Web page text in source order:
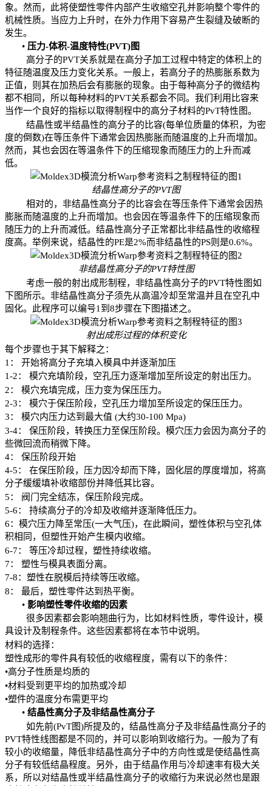
象。然而，此将使塑性零件内部产生收缩空孔并影响整个零件的
机械性质。当应力上升时，在外力作用下容易产生裂缝及破断的
发生。
• 压力-体积-温度特性(PVT)图
高分子的PVT关系就是在高分子加工过程中特定的体积上的
特征随温度及压力变化关系。一般上，若高分子的热膨胀系数为
正值，则其在加热后会有膨胀的现象。由于每种高分子的微结构
都不相同，所以每种材料的PVT关系都会不同。我们利用比容来
当作一个良好的指标以取得制程中的高分子材料的PvT特性图。
结晶性或半结晶性的高分子的比容(每单位质量的体积，为密
度的倒数)在等压条件下通常会因热膨胀而随温度的上升而增加。
然而，其也会因在等温条件下的压缩现象而随压力的上升而减
低。
结晶性高分子的PVT图
相对的，非结晶性高分子的比容会在等压条件下通常会因热
膨胀而随温度的上升而增加。也会因在等温条件下的压缩现象而
随压力的上升而减低。结晶性高分子正常都比非结晶性的收缩程
度高。举例来说，结晶性的PE是2%而非结晶性的PS则是0.6%。
非结晶性高分子的PVT特性图
考虑一般的射出成形制程，非结晶性高分子的PVT特性图如
下图所示。非结晶性高分子须先从高温冷却至常温并且在空孔中
固化。此程序可以编号1 到 8步骤在下图描述之。
射出成形过程的体积变化
每个步骤也于其下解释之：
1 ：
开始将高分子充填入模具中并逐渐加压
1-2： 模穴充填阶段， 空孔压力逐渐增加至所设定的射出压力。
2：
模穴充填完成，压力变为保压压力。
2-3： 模穴于保压阶段， 空孔压力增加至所设定的保压压力。
3： 模穴内压力达到最大值 (大约30-100 Mpa)
3-4： 保压阶段，转换压力至保压阶段。模穴压力会因为高分子的
些微回流而稍微下降。
4：
保压阶段开始
4-5：
在保压阶段，压力因冷却而下降，固化层的厚度增加，将高
分子缓缓填补收缩部份并降低其比容。
5：
阀门完全结冻，保压阶段完成。
5-6：
持续高分子的冷却及收缩并逐渐降低压力。
6：模穴压力降至常压(一大气压)，在此瞬间，塑性体积与空孔体
积相同，但塑性开始产生模内收缩。
6-7：
等压冷却过程，塑性持续收缩。
7：
塑性与模具表面分离。
7-8：塑性在脱模后持续等压收缩。
8：
最后，塑性零件达到热平衡。
• 影响塑性零件收缩的因素
很多因素都会影响翘曲行为，比如材料性质，零件设计，模
具设计及制程条件。这些因素都将在本节中说明。
材料的选择：
塑性成形的零件具有较低的收缩程度，需有以下的条件：
•高分子性质是均质的
•材料受到 更平均的加热或冷却
•塑件的温度分布需更平均
• 结晶性高分子及非结晶性高分子
如先前(PvT图)所提及的，结晶性高分子及非结晶性高分子的
PVT特性线图都是不同的，并可以影响到收缩行为。一般为了有
较小的收缩量，降低非结晶性高分子中的方向性或是使结晶性高
分子有较低结晶程度。另外，由于结晶作用与冷却速率有极大关
系，所以对结晶性或半结晶性高分子的收缩行为来说必然也是跟